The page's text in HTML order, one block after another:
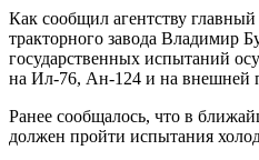
Как сообщил агентству
тракторного завода Владимир
государственных испытаний
на Ил-76, Ан-124 и на внешней
Ранее сообщалось, что в
должен пройти испытания